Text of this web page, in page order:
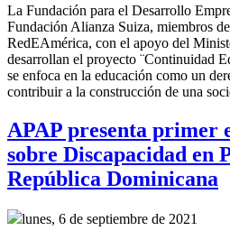
La Fundación para el Desarrollo
Fundación Alianza Suiza, miembros
RedEAmérica, con el apoyo del
desarrollan el proyecto ¨Continuidad
se enfoca en la educación como un
contribuir a la construcción de una
APAP presenta primer
sobre Discapacidad en
República Dominicana
lunes, 6 de septiembre de 2021